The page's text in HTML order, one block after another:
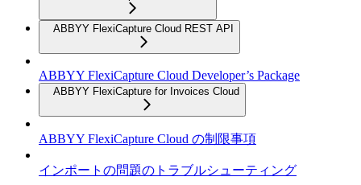
ABBYY FlexiCapture Cloud REST API
ABBYY FlexiCapture Cloud Developer’s Package
ABBYY FlexiCapture for Invoices Cloud
ABBYY FlexiCapture Cloud の制限事項
インポートの問題のトラブルシューティング